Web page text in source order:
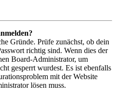
Gründe. Prüfe zunächst, ob dein
richtig sind. Wenn dies der
Board-Administrator, um
gesperrt wurdest. Es ist ebenfalls
mit der Website
lösen muss.